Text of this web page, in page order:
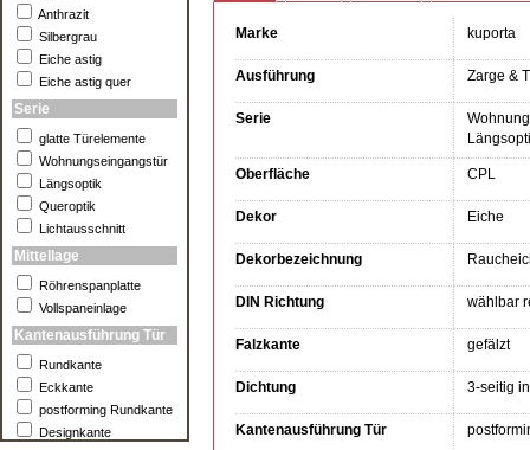
Marke kuporta
Ausführung Zarge &
Serie
Oberfläche CPL
Dekor Eiche
Dekorbezeichnung
DIN Richtung wählbar
Falzkante gefälzt
Dichtung 3-seitig
Kantenausführung Tür
Anthrazit
Silbergrau
Eiche astig
Eiche astig quer
Serie
glatte Türelemente
Wohnungseingangstür
Längsoptik
Queroptik
Lichtausschnitt
Mittellage
Röhrenspanplatte
Vollspaneinlage
Kantenausführung Tür
Rundkante
Eckkante
postforming Rundkante
Designkante